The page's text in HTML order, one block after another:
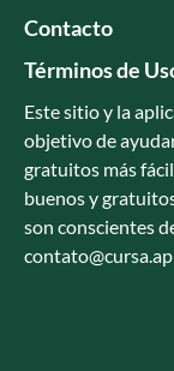
Contacto
Términos de
Este sitio y la
objetivo de
gratuitos más
buenos y
son conscientes